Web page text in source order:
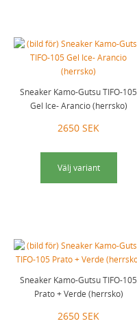
Sneaker Kamo-Gutsu TIFO-105
Gel Ice- Arancio (herrsko)
2650 SEK
Välj variant
Sneaker Kamo-Gutsu TIFO-105
Prato + Verde (herrsko)
2650 SEK